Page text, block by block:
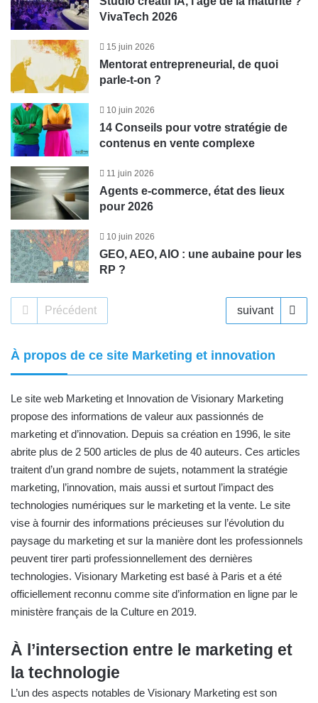
VivaTech 2026
15 juin 2026
Mentorat entrepreneurial, de quoi
parle-t-on ?
10 juin 2026
14 Conseils pour votre stratégie de
contenus en vente complexe
11 juin 2026
Agents e-commerce, état des lieux
pour 2026
10 juin 2026
GEO, AEO, AIO : une aubaine pour les
RP ?
Précédent suivant
À propos de ce site Marketing et innovation
Le site web Marketing et Innovation de Visionary Marketing
propose des informations de valeur aux passionnés de
marketing et d’innovation. Depuis sa création en 1996, le site
abrite plus de 2 500 articles de plus de 40 auteurs. Ces articles
traitent d’un grand nombre de sujets, notamment la stratégie
marketing, l’innovation, mais aussi et surtout l’impact des
technologies numériques sur le marketing et la vente. Le site
vise à fournir des informations précieuses sur l’évolution du
paysage du marketing et sur la manière dont les professionnels
peuvent tirer parti professionnellement des dernières
technologies. Visionary Marketing est basé à Paris et a été
officiellement reconnu comme site d’information en ligne par le
ministère français de la Culture en 2019.
À l’intersection entre le marketing et
la technologie
L’un des aspects notables de Visionary Marketing est son